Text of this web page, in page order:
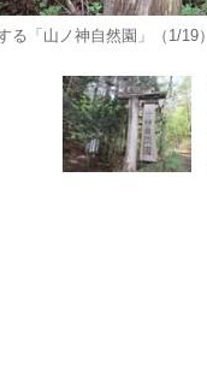
「山ノ神自然園」（1/19）